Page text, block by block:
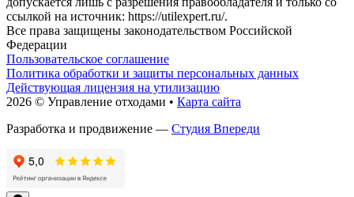
ссылкой на источник: https://utilexpert.ru/.
Все права защищены законодательством Российской
Федерации
Пользовательское соглашение
Политика обработки и защиты персональных данных
Действующая лицензия на утилизацию
2026 © Управление отходами • Карта сайта
Разработка и продвижение — Студия Впереди